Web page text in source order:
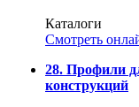
Каталоги
Смотреть
28. Профили
конструкций